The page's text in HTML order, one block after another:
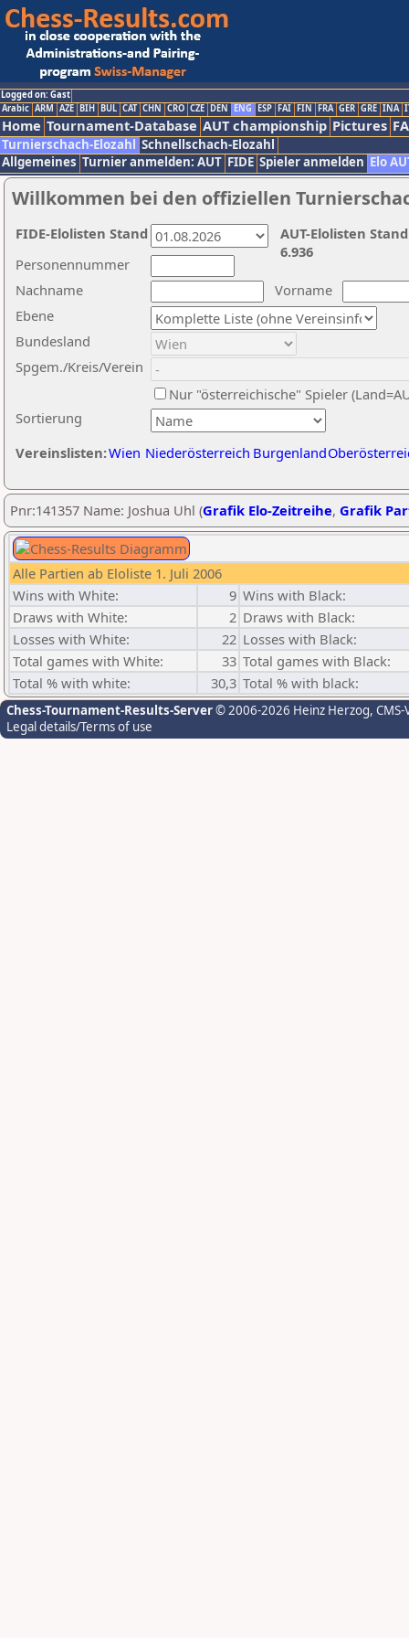
Logged on: Gast
Arabic ARM AZE BIH BUL CAT CHN CRO CZE DEN ENG ESP FAI FIN FRA GER GRE INA
Home Tournament-Database AUT championship Pictures
Turnierschach-Elozahl Schnellschach-Elozahl
Allgemeines Turnier anmelden: AUT FIDE Spieler anmelden Elo
Willkommen bei den offiziellen
Nachname
Vorname
Ebene
Sortierung
Personennummer
Bundesland
Spgem./Kreis/Verein
Nur "österreichische" Spieler
Vereinslisten:Wien Niederösterreich Burgenland
AUT-Elolisten
6.936
FIDE-Elolisten Stand
Pnr:141357 Name: Joshua Uhl (Grafik Elo-Zeitreihe, Grafik
Alle Partien ab Eloliste 1. Juli 2006
Wins with White:
9 Wins with Black:
Draws with White:
2 Draws with Black:
Losses with White:
22 Losses with Black:
Total games with White:
33 Total games with Black:
Total % with white:
30,3 Total % with black:
Chess-Tournament-Results-Server© 2006-2026 Heinz Herzog,
Legal details/Terms of use